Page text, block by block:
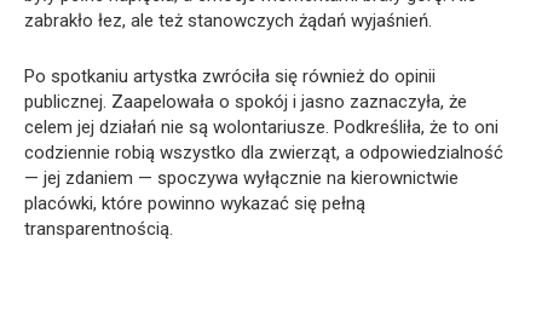
zabrakło łez, ale też stanowczych żądań wyjaśnień.
Po spotkaniu artystka zwróciła się również do opinii
publicznej. Zaapelowała o spokój i jasno zaznaczyła, że
celem jej działań nie są wolontariusze. Podkreśliła, że to oni
codziennie robią wszystko dla zwierząt, a odpowiedzialność
— jej zdaniem — spoczywa wyłącznie na kierownictwie
placówki, które powinno wykazać się pełną
transparentnością.